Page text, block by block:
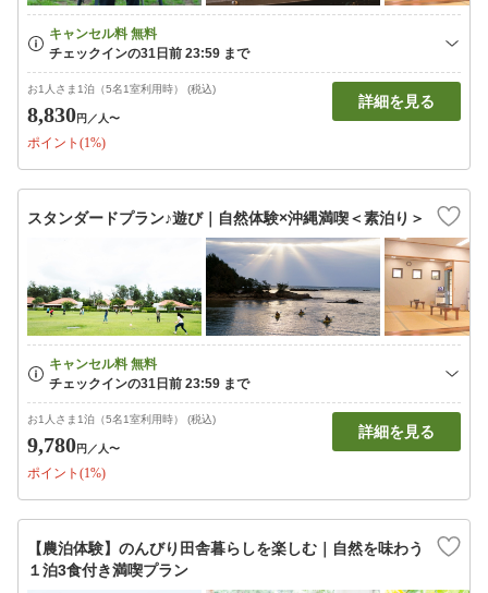
お1人さま1泊（5名1室利用時） (税込)
8,830円 ／人〜
ポイント(1%)
詳細を見る
スタンダードプラン♪遊び｜自然体験×沖縄満喫＜素泊り＞
お1人さま1泊（5名1室利用時） (税込)
9,780円 ／人〜
ポイント(1%)
詳細を見る
【農泊体験】のんびり田舎暮らしを楽しむ｜自然を味わう
１泊3食付き満喫プラン